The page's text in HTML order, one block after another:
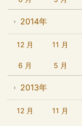
2014年
12 月 11 月
6 月 5 月
2013年
12 月 11 月